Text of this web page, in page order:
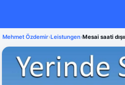
Mehmet Özdemir›Leistungen›Mesai saati